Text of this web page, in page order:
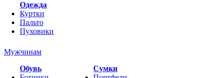
Одежда
Куртки
Пальто
Пуховики
Мужчинам
Обувь
Сумки